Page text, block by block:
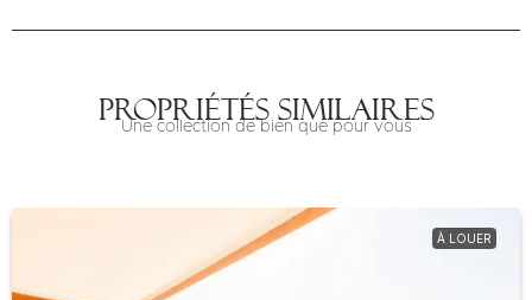
Propriétés similaires
Une collection de bien que pour vous
À LOUER